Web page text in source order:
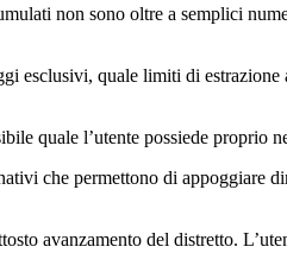
non sono oltre a semplici
esclusivi, quale limiti di
quale l’utente possiede proprio
che permettono di appoggiare
avanzamento del distretto.